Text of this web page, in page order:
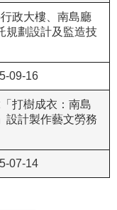
行政大樓、南島廳
規劃設計及監造技
09-16
打樹成衣：南島
設計製作藝文勞務
07-14